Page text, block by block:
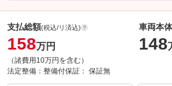
支払総額(税込/リ済込)
158万円
（諸費用10万円を含む）
車両本
148
法定整備： 整備付保証： 保証無